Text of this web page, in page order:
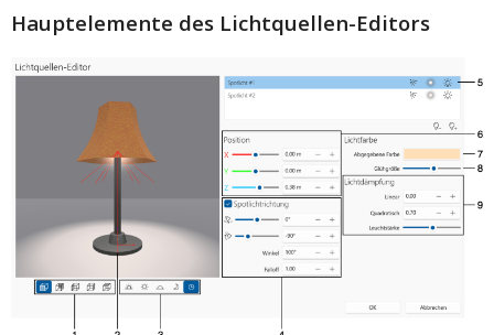
Hauptelemente des Lichtquellen-Editors